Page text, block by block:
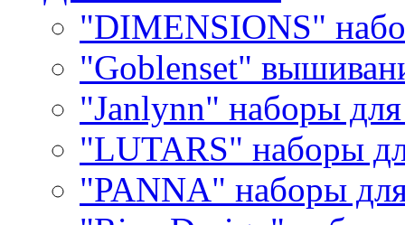
"DIMENSIONS"
"Goblenset"
"Janlynn" наборы
"LUTARS" наборы
"PANNA" наборы